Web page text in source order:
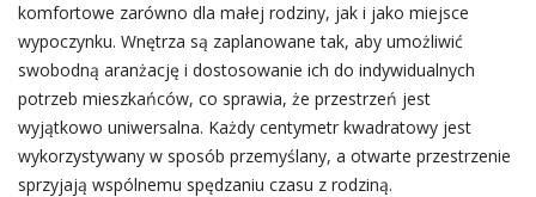
komfortowe zarówno dla małej rodziny, jak i jako miejsce
wypoczynku. Wnętrza są zaplanowane tak, aby umożliwić
swobodną aranżację i dostosowanie ich do indywidualnych
potrzeb mieszkańców, co sprawia, że przestrzeń jest
wyjątkowo uniwersalna. Każdy centymetr kwadratowy jest
wykorzystywany w sposób przemyślany, a otwarte przestrzenie
sprzyjają wspólnemu spędzaniu czasu z rodziną.